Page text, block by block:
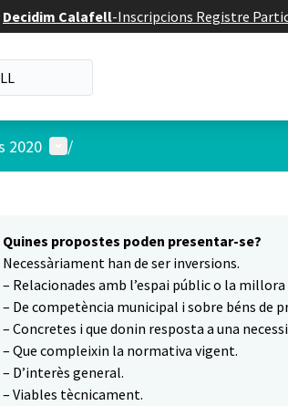
Decidim Calafell-Inscripcions Registre
2020 Menú d'usuari
/
Quines propostes poden presentar-se?
Necessàriament han de ser inversions.
– Relacionades amb l’espai públic o la
– De competència municipal i sobre béns de
– Concretes i que donin resposta a una
– Que compleixin la normativa vigent.
– D’interès general.
– Viables tècnicament.